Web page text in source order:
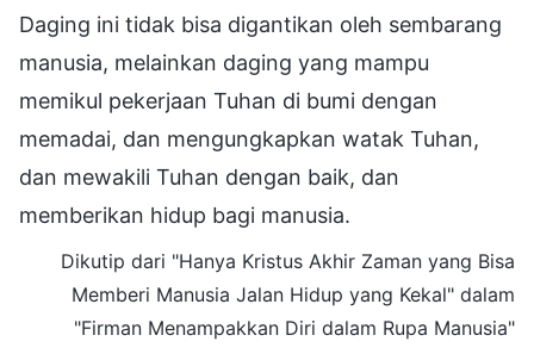
Daging ini tidak bisa digantikan oleh sembarang
manusia, melainkan daging yang mampu
memikul pekerjaan Tuhan di bumi dengan
memadai, dan mengungkapkan watak Tuhan,
dan mewakili Tuhan dengan baik, dan
memberikan hidup bagi manusia.
Dikutip dari "Hanya Kristus Akhir Zaman yang Bisa
Memberi Manusia Jalan Hidup yang Kekal" dalam
"Firman Menampakkan Diri dalam Rupa Manusia"